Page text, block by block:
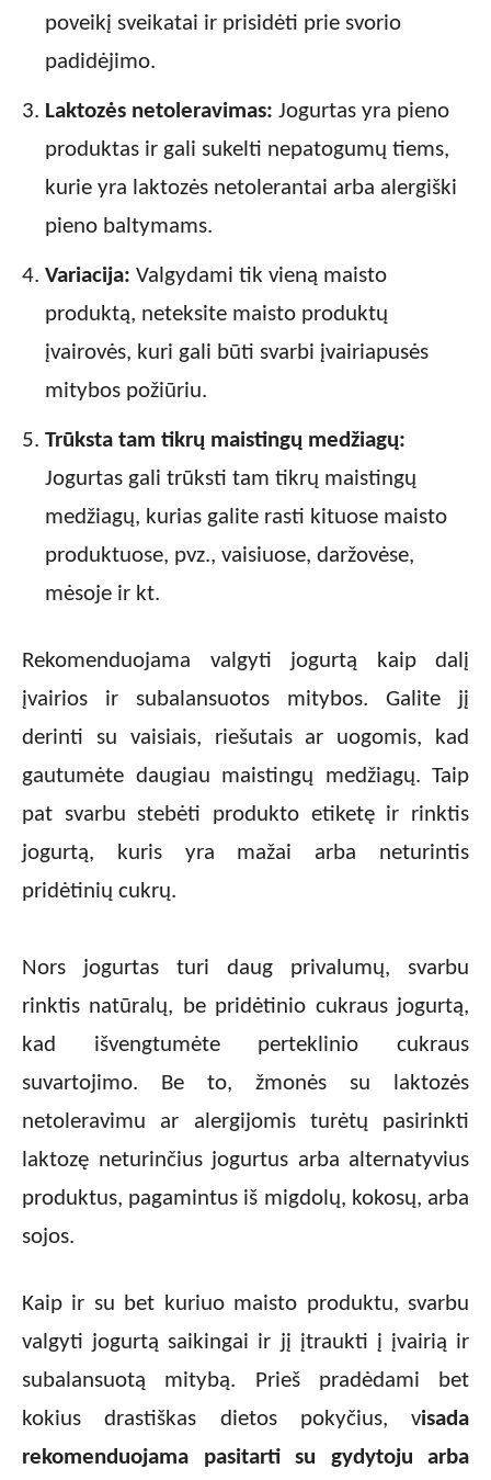
poveikį sveikatai ir prisidėti prie svorio
padidėjimo.
Laktozės netoleravimas: Jogurtas yra pieno
produktas ir gali sukelti nepatogumų tiems,
kurie yra laktozės netolerantai arba alergiški
pieno baltymams.
Variacija: Valgydami tik vieną maisto
produktą, neteksite maisto produktų
įvairovės, kuri gali būti svarbi įvairiapusės
mitybos požiūriu.
Trūksta tam tikrų maistingų medžiagų:
Jogurtas gali trūksti tam tikrų maistingų
medžiagų, kurias galite rasti kituose maisto
produktuose, pvz., vaisiuose, daržovėse,
mėsoje ir kt.
Rekomenduojama valgyti jogurtą kaip dalį
įvairios ir subalansuotos mitybos. Galite jį
derinti su vaisiais, riešutais ar uogomis, kad
gautumėte daugiau maistingų medžiagų. Taip
pat svarbu stebėti produkto etiketę ir rinktis
jogurtą, kuris yra mažai arba neturintis
pridėtinių cukrų.
Nors jogurtas turi daug privalumų, svarbu
rinktis natūralų, be pridėtinio cukraus jogurtą,
kad išvengtumėte perteklinio cukraus
suvartojimo. Be to, žmonės su laktozės
netoleravimu ar alergijomis turėtų pasirinkti
laktozę neturinčius jogurtus arba alternatyvius
produktus, pagamintus iš migdolų, kokosų, arba
sojos.
Kaip ir su bet kuriuo maisto produktu, svarbu
valgyti jogurtą saikingai ir jį įtraukti į įvairią ir
subalansuotą mitybą. Prieš pradėdami bet
kokius drastiškas dietos pokyčius, visada
rekomenduojama pasitarti su gydytoju arba